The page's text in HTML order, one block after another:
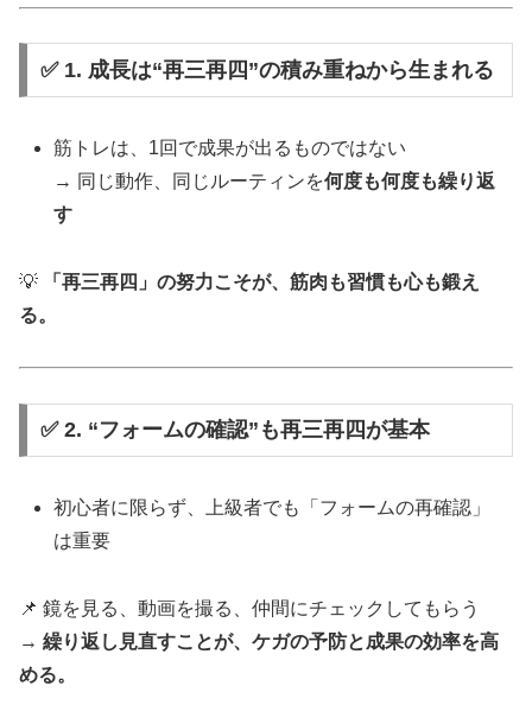
✅ 1. 成長は“再三再四”の積み重ねから生まれる
筋トレは、1回で成果が出るものではない
→ 同じ動作、同じルーティンを何度も何度も繰り返
す
💡
「再三再四」の努力こそが、筋肉も習慣も心も鍛え
る。
✅ 2. “フォームの確認”も再三再四が基本
初心者に限らず、上級者でも「フォームの再確認」
は重要
📌 鏡を見る、動画を撮る、仲間にチェックしてもらう
→ 繰り返し見直すことが、ケガの予防と成果の効率を高
める。